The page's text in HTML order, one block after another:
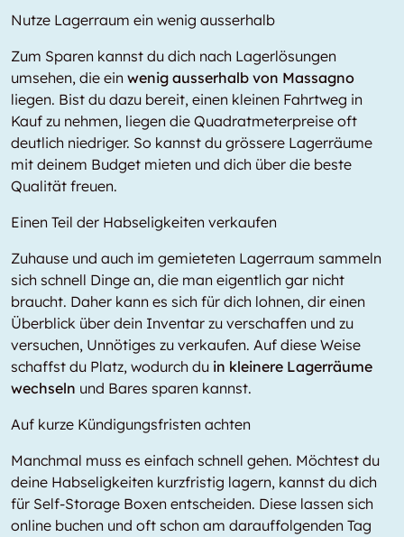
Nutze Lagerraum ein wenig ausserhalb
Zum Sparen kannst du dich nach Lagerlösungen
umsehen, die ein wenig ausserhalb von Massagno
liegen. Bist du dazu bereit, einen kleinen Fahrtweg in
Kauf zu nehmen, liegen die Quadratmeterpreise oft
deutlich niedriger. So kannst du grössere Lagerräume
mit deinem Budget mieten und dich über die beste
Qualität freuen.
Einen Teil der Habseligkeiten verkaufen
Zuhause und auch im gemieteten Lagerraum sammeln
sich schnell Dinge an, die man eigentlich gar nicht
braucht. Daher kann es sich für dich lohnen, dir einen
Überblick über dein Inventar zu verschaffen und zu
versuchen, Unnötiges zu verkaufen. Auf diese Weise
schaffst du Platz, wodurch du in kleinere Lagerräume
wechseln und Bares sparen kannst.
Auf kurze Kündigungsfristen achten
Manchmal muss es einfach schnell gehen. Möchtest du
deine Habseligkeiten kurzfristig lagern, kannst du dich
für Self-Storage Boxen entscheiden. Diese lassen sich
online buchen und oft schon am darauffolgenden Tag